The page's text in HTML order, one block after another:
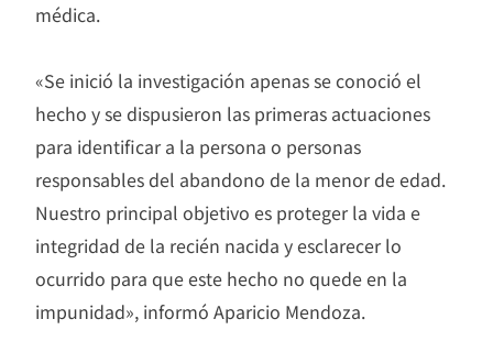
médica.
«Se inició la investigación apenas se conoció el
hecho y se dispusieron las primeras actuaciones
para identificar a la persona o personas
responsables del abandono de la menor de edad.
Nuestro principal objetivo es proteger la vida e
integridad de la recién nacida y esclarecer lo
ocurrido para que este hecho no quede en la
impunidad», informó Aparicio Mendoza.